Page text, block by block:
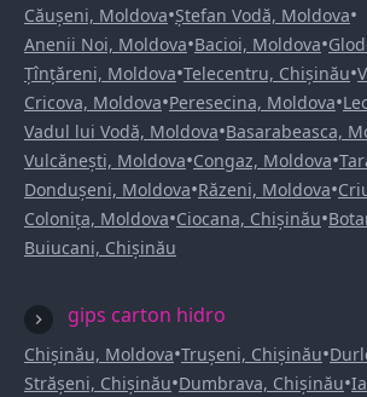
Căușeni, Moldova•Ștefan Vodă, Moldova•
Anenii Noi, Moldova•Bacioi, Moldova•
Țînțăreni, Moldova•Telecentru, Chișinău•
Cricova, Moldova•Peresecina, Moldova•
Vadul lui Vodă, Moldova•Basarabeasca,
Vulcănești, Moldova•Congaz, Moldova•
Dondușeni, Moldova•Răzeni, Moldova•
Colonița, Moldova•Ciocana, Chișinău•
Buiucani, Chișinău
gips carton hidro
Chișinău, Moldova•Trușeni, Chișinău•
Strășeni, Chișinău•Dumbrava, Chișinău•